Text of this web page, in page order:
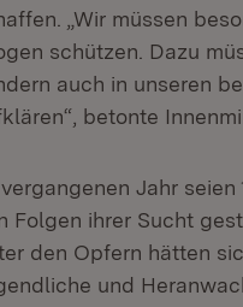
„Wir müssen
schützen. Dazu
auch in unseren
betonte
Jahr
Folgen ihrer Sucht
den Opfern hätten
und